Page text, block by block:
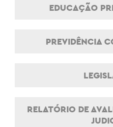
EDUCAÇÃO
PREVIDÊNCIA
RELATÓRIO DE